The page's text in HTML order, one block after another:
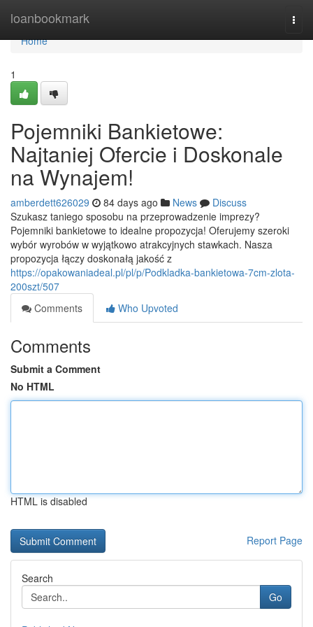
loanbookmark
Home
Home
1
Pojemniki Bankietowe:
Najtaniej Ofercie i Doskonale
na Wynajem!
amberdett626029 84 days ago News
Discuss
Szukasz taniego sposobu na przeprowadzenie imprezy?
Pojemniki bankietowe to idealne propozycja! Oferujemy szeroki
wybór wyrobów w wyjątkowo atrakcyjnych stawkach. Nasza
propozycja łączy doskonałą jakość z
https://opakowaniadeal.pl/pl/p/Podkladka-bankietowa-7cm-zlota-
200szt/507
Comments
Who Upvoted
Comments
Submit a Comment
No HTML
HTML is disabled
Report Page
Search
Go